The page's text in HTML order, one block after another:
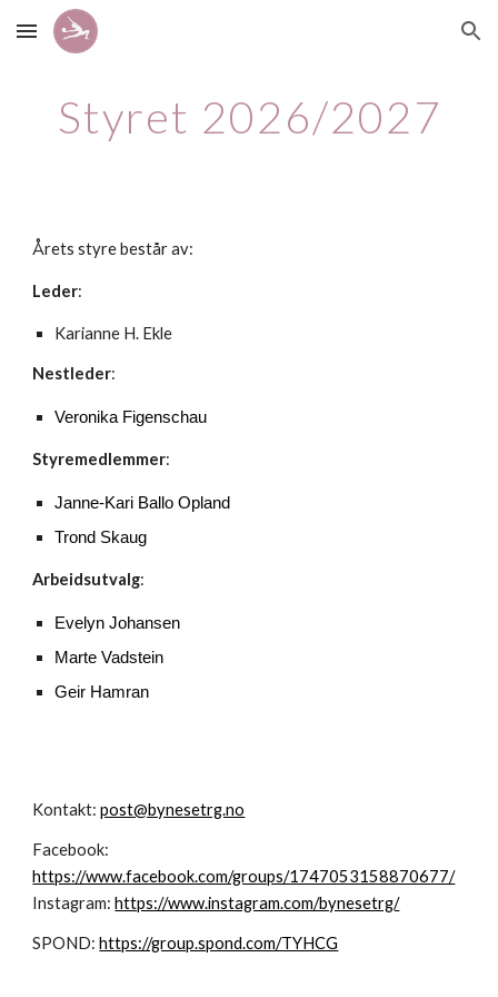
Skip to main content Skip to navigation
Styret 2026/2027
Årets styre består av:
Leder:
Karianne H. Ekle
Nestleder:
Veronika Figenschau
Styremedlemmer:
Janne-Kari Ballo Opland
Trond Skaug
Arbeidsutvalg:
Evelyn Johansen
Marte Vadstein
Geir Hamran
Kontakt:post@bynesetrg.no
Facebook:
https://www.facebook.com/groups/1747053158870677/
Instagram:https://www.instagram.com/bynesetrg/
SPOND:https://group.spond.com/TYHCG